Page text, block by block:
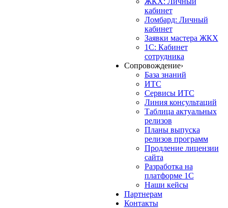
кабинет
Ломбард: Личный
кабинет
Заявки мастера ЖКХ
1С: Кабинет
сотрудника
Сопровождение›
База знаний
ИТС
Сервисы ИТС
Линия консультаций
Таблица актуальных
релизов
Планы выпуска
релизов программ
Продление лицензии
сайта
Разработка на
платформе 1С
Наши кейсы
Партнерам
Контакты